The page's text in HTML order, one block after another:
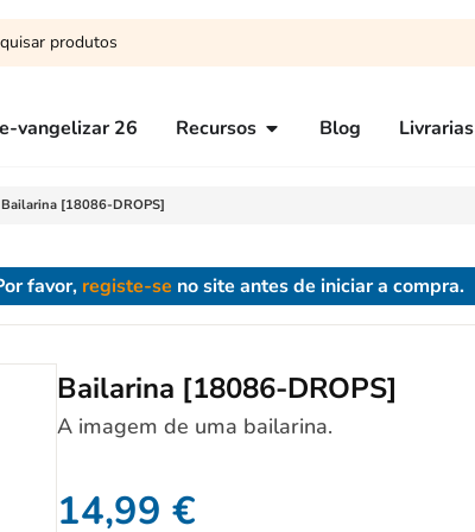
e-vangelizar 26 Recursos Blog Livrarias
Bailarina [18086-DROPS]
favor, registe-se no site antes de iniciar a compra.
Bailarina [18086-DROPS]
A imagem de uma bailarina.
14,99€